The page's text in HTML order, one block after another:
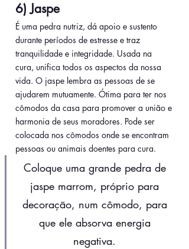
6) Jaspe
É uma pedra nutriz, dá apoio e sustento
durante períodos de estresse e traz
tranquilidade e integridade. Usada na
cura, unifica todos os aspectos da nossa
vida. O jaspe lembra as pessoas de se
ajudarem mutuamente. Ótima para ter nos
cômodos da casa para promover a união e
harmonia de seus moradores. Pode ser
colocada nos cômodos onde se encontram
pessoas ou animais doentes para cura.
Coloque uma grande pedra de
jaspe marrom, próprio para
decoração, num cômodo, para
que ele absorva energia
negativa.